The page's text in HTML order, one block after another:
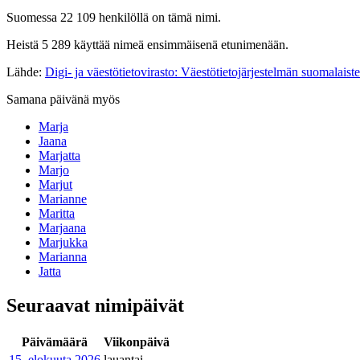
Suomessa 22 109 henkilöllä on tämä nimi.
Heistä 5 289 käyttää nimeä ensimmäisenä etunimenään.
Lähde: Digi- ja väestötietovirasto: Väestötietojärjestelmän
Samana päivänä myös
Marja
Jaana
Marjatta
Marjo
Marjut
Marianne
Maritta
Marjaana
Marjukka
Marianna
Jatta
Seuraavat nimipäivät
Päivämäärä
Viikonpäivä